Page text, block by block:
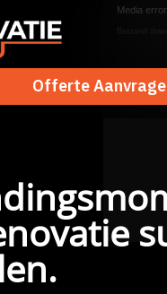
Offerte
Offerte
Media
Bestand